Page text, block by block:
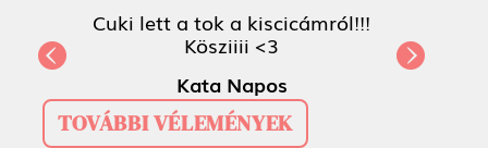
Cuki lett a tok a kiscicámról!!!
Kösziiii <3
Kata Napos
Previous Next
TOVÁBBI VÉLEMÉNYEK